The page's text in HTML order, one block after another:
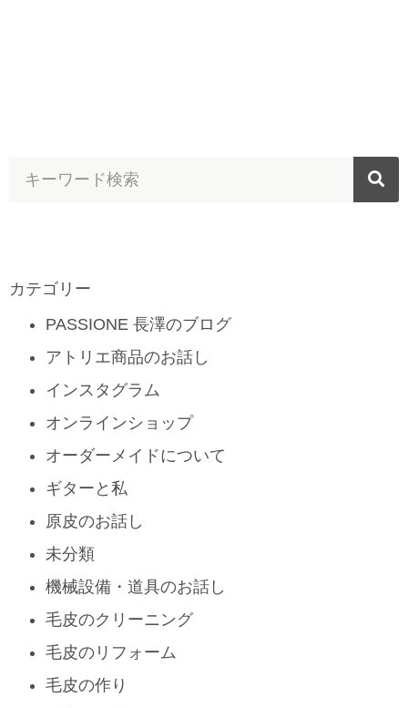
カテゴリー
PASSIONE 長澤のブログ
アトリエ商品のお話し
インスタグラム
オンラインショップ
オーダーメイドについて
ギターと私
原皮のお話し
未分類
機械設備・道具のお話し
毛皮のクリーニング
毛皮のリフォーム
毛皮の作り